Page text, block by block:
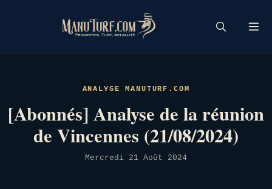
ANALYSE MANUTURF.COM
[Abonnés] Analyse de la réunion
de Vincennes (21/08/2024)
Mercredi 21 Août 2024